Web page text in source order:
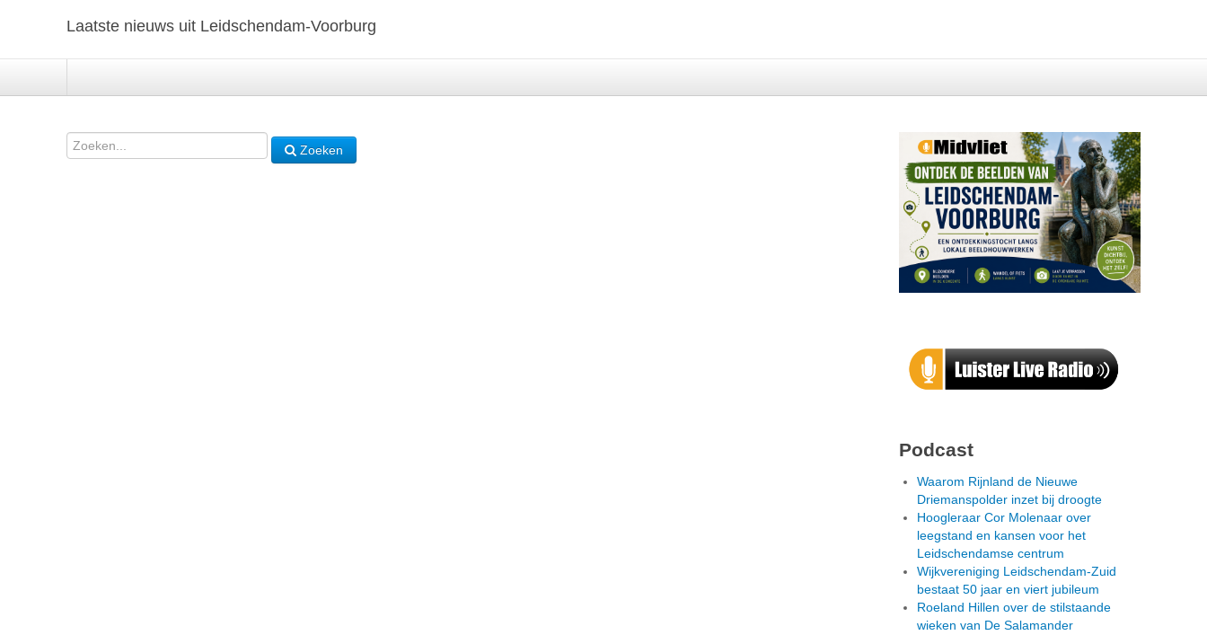
Laatste nieuws uit Leidschendam-Voorburg
Zoeken
Podcast
Waarom Rijnland de Nieuwe
Driemanspolder inzet bij droogte
Hoogleraar Cor Molenaar over
leegstand en kansen voor het
Leidschendamse centrum
Wijkvereniging Leidschendam-Zuid
bestaat 50 jaar en viert jubileum
Roeland Hillen over de stilstaande
wieken van De Salamander